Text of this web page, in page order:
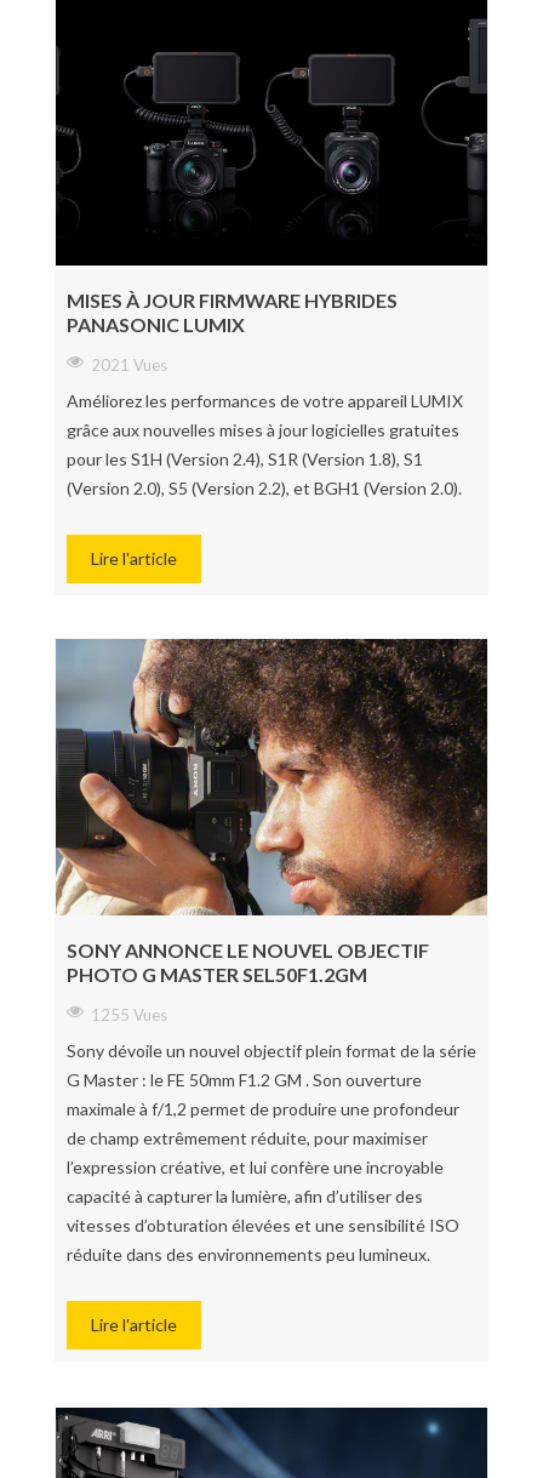
MISES À JOUR FIRMWARE HYBRIDES
PANASONIC LUMIX
2021 Vues
Améliorez les performances de votre appareil LUMIX
grâce aux nouvelles mises à jour logicielles gratuites
pour les S1H (Version 2.4), S1R (Version 1.8), S1
(Version 2.0), S5 (Version 2.2), et BGH1 (Version 2.0).
Lire l'article
SONY ANNONCE LE NOUVEL OBJECTIF
PHOTO G MASTER SEL50F1.2GM
1255 Vues
Sony dévoile un nouvel objectif plein format de la série
G Master : le FE 50mm F1.2 GM . Son ouverture
maximale à f/1,2 permet de produire une profondeur
de champ extrêmement réduite, pour maximiser
l’expression créative, et lui confère une incroyable
capacité à capturer la lumière, afin d’utiliser des
vitesses d’obturation élevées et une sensibilité ISO
réduite dans des environnements peu lumineux.
Lire l'article